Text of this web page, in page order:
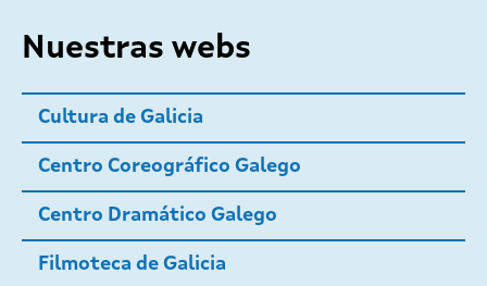
Nuestras webs
Cultura de Galicia
Centro Coreográfico Galego
Centro Dramático Galego
Filmoteca de Galicia